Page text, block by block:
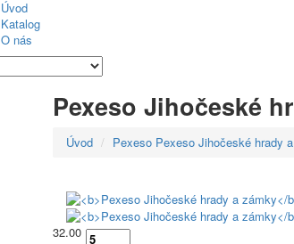
Úvod
Katalog
O nás
Pexeso Jihočeské
Úvod Pexeso Pexeso Jihočeské hrady
32.00